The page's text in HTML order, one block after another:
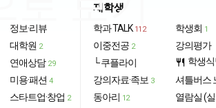
정보·리뷰
대학원 2
연애상담 29
미용·패션 4
스타트업·창업 2
재학생
학과 TALK 112
이중전공 2
└ 쿠플라이
강의자료·족보 3
동아리 12
학생회 1
강의평가
restaurant 학생
셔틀버스
열람실 (